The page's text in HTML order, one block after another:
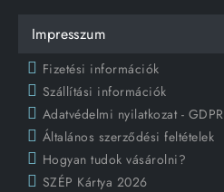
Impresszum
Fizetési információk
Szállítási információk
Adatvédelmi nyilatkozat - GDPR
Általános szerződési feltételek
Hogyan tudok vásárolni?
SZÉP Kártya 2026